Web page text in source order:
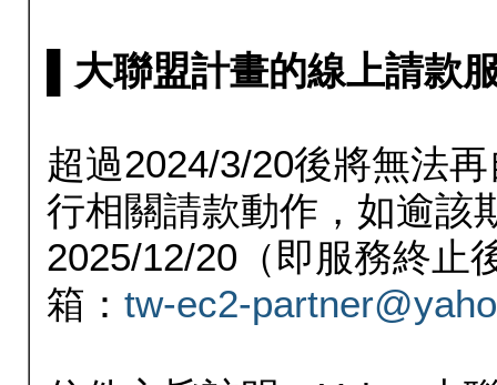
▌大聯盟計畫的線上請款
超過2024/3/20後將無法
行相關請款動作，如逾該
2025/12/20（即服務終止
箱： tw-ec2-